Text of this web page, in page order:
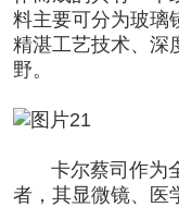
料主要可分为玻璃
精湛工艺技术、深
野。
卡尔蔡司作为全
者，其显微镜、医